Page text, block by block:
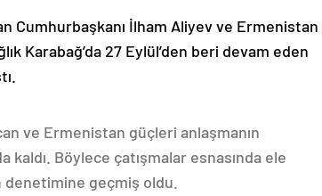
Cumhurbaşkanı İlham Aliyev ve Ermenistan
Karabağ’da 27 Eylül’den beri devam eden
ve Ermenistan güçleri anlaşmanın
kaldı. Böylece çatışmalar esnasında ele
denetimine geçmiş oldu.